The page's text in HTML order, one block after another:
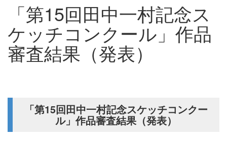
「第15回田中一村記念ス
ケッチコンクール」作品
審査結果（発表）
「第15回田中一村記念スケッチコンクー
ル」作品審査結果（発表）